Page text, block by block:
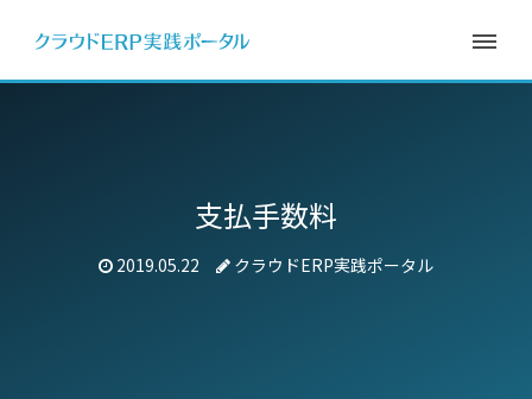
支払手数料
2019.05.22 クラウドERP実践ポータル